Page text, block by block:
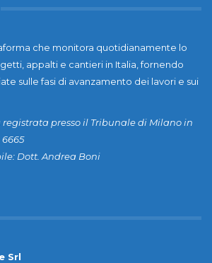
che monitora quotidianamente lo
appalti e cantieri in Italia, fornendo
sulle fasi di avanzamento dei lavori e sui
presso il Tribunale di Milano in
Dott. Andrea Boni
Srl